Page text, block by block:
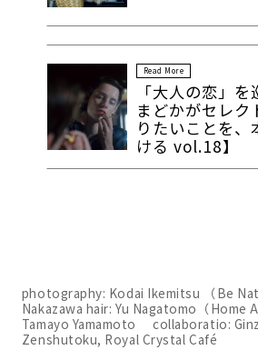
Read More
「大人の恋」
まどかがセレク
りたいことを、
ける vol.18】
photography: Kodai Ikemitsu （Be
Nakazawa hair: Yu Nagatomo（
Tamayo Yamamoto collaboratio:
Zenshutoku, Royal Crystal Café